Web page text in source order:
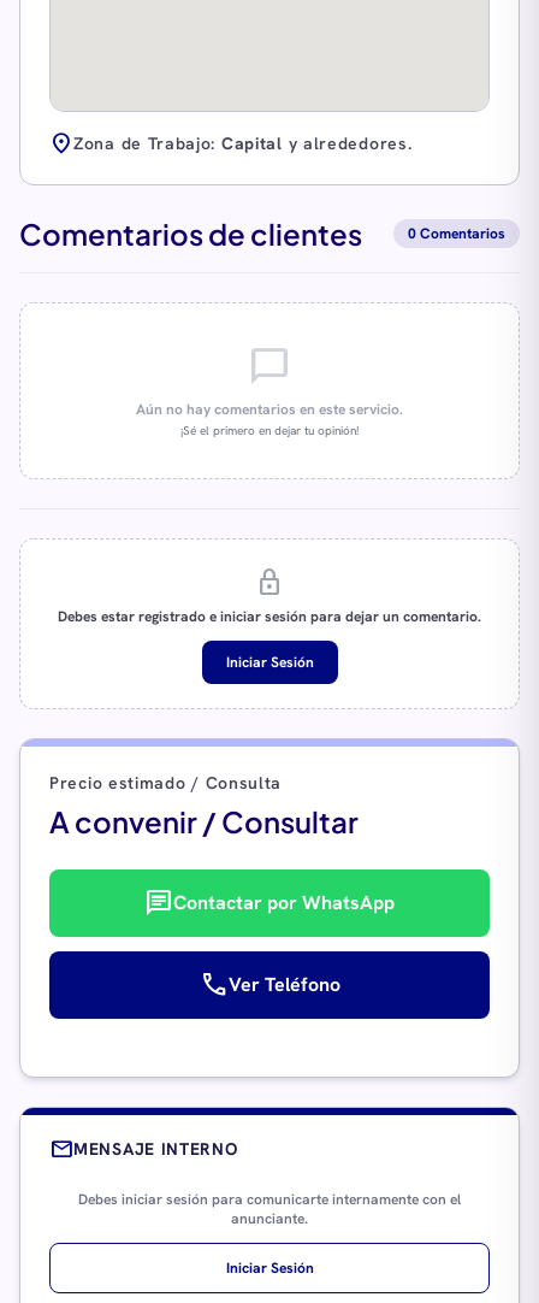
location_onZona de Trabajo: Capital y alrededores.
Comentarios de clientes 0 Comentarios
chat_bubble_outline
Aún no hay comentarios en este servicio.
¡Sé el primero en dejar tu opinión!
lock
Debes estar registrado e iniciar sesión para dejar un comentario.
Iniciar Sesión
Precio estimado / Consulta
A convenir / Consultar
chatContactar por WhatsApp
callVer Teléfono
mailMENSAJE INTERNO
Debes iniciar sesión para comunicarte internamente con el
anunciante.
Iniciar Sesión